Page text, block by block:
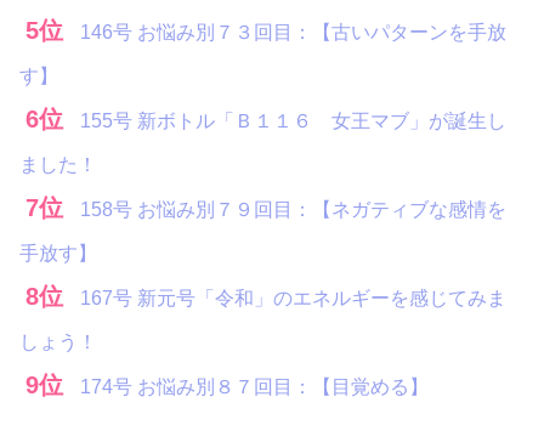
5位
146号 お悩み別７３回目：【古いパターンを手放
す】
6位
155号 新ボトル「Ｂ１１６ 女王マブ」が誕生し
ました！
7位
158号 お悩み別７９回目：【ネガティブな感情を
手放す】
8位
167号 新元号「令和」のエネルギーを感じてみま
しょう！
9位 174号 お悩み別８７回目：【目覚める】